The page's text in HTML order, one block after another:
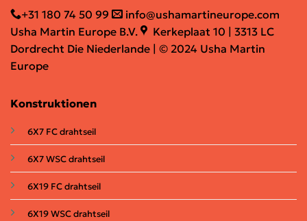
+31 180 74 50 99
info@ushamartineurope.com
Usha Martin Europe B.V.
Kerkeplaat 10 | 3313 LC
Dordrecht Die Niederlande | © 2024 Usha Martin
Europe
Konstruktionen
6X7 FC drahtseil
6X7 WSC drahtseil
6X19 FCdrahtseil
6X19 WSC drahtseil